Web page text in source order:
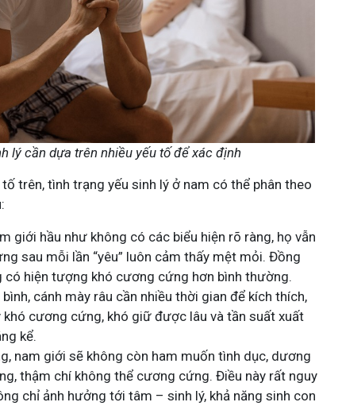
lý cần dựa trên nhiều yếu tố để xác định
trên, tình trạng yếu sinh lý ở nam có thể phân theo
giới hầu như không có các biểu hiện rõ ràng, họ vẫn
sau mỗi lần “yêu” luôn cảm thấy mệt mỏi. Đồng
có hiện tượng khó cương cứng hơn bình thường.
cánh mày râu cần nhiều thời gian để kích thích,
khó cương cứng, khó giữ được lâu và tần suất xuất
kể.
nam giới sẽ không còn ham muốn tình dục, dương
thậm chí không thể cương cứng. Điều này rất nguy
chỉ ảnh hưởng tới tâm – sinh lý, khả năng sinh con